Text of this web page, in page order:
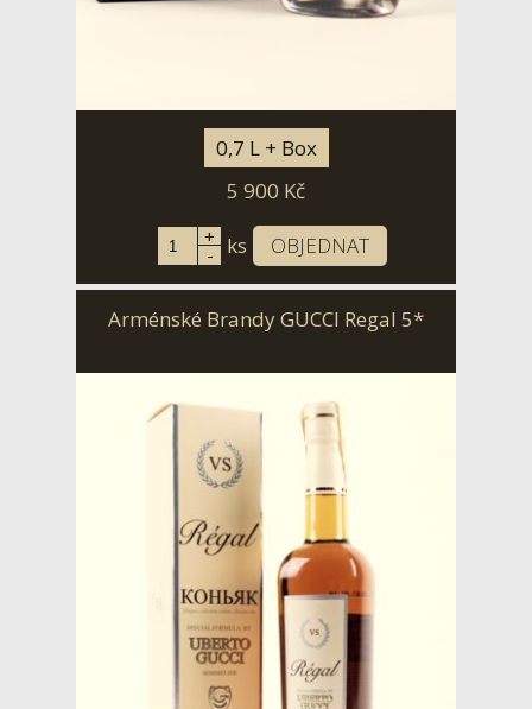
0,7 L + Box
5 900 Kč
+
- ks OBJEDNAT
Arménské Brandy GUCCI Regal 5*